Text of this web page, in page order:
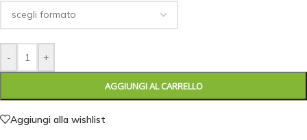
- +
AGGIUNGI AL CARRELLO
Aggiungi alla wishlist